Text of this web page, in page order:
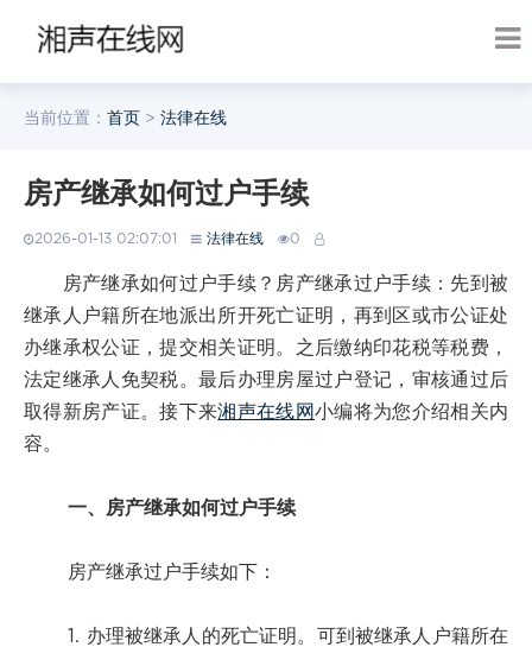
当前位置： 首页 > 法律在线
房产继承如何过户手续
2026-01-13 02:07:01 法律在线 0
房产继承如何过户手续？房产继承过户手续：先到被
继承人户籍所在地派出所开死亡证明，再到区或市公证处
办继承权公证，提交相关证明。之后缴纳印花税等税费，
法定继承人免契税。最后办理房屋过户登记，审核通过后
取得新房产证。接下来湘声在线网小编将为您介绍相关内
容。
一、房产继承如何过户手续
房产继承过户手续如下：
1. 办理被继承人的死亡证明。可到被继承人户籍所在